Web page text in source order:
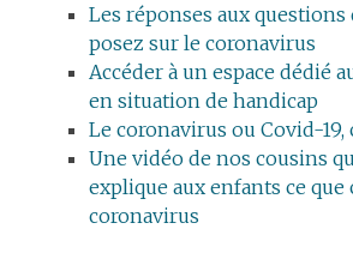
Les réponses aux questions
posez sur le coronavirus
Accéder à un espace dédié
en situation de handicap
Le coronavirus ou Covid-19,
Une vidéo de nos cousins
explique aux enfants ce que
coronavirus